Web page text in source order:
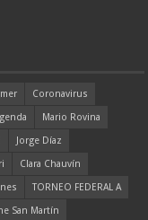
Coronavirus
Mario Rovina
Jorge Díaz
Clara Chauvín
TORNEO FEDERAL A
San Martín